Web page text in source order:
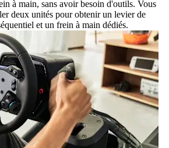
à main, sans avoir besoin d'outils. Vous
deux unités pour obtenir un levier de
et un frein à main dédiés.